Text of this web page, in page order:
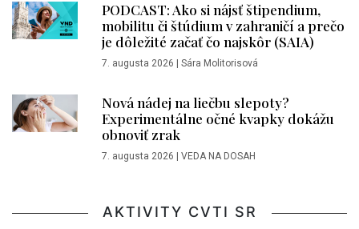
PODCAST: Ako si nájsť štipendium,
mobilitu či štúdium v zahraničí a prečo
je dôležité začať čo najskôr (SAIA)
7. augusta 2026 Sára Molitorisová
Nová nádej na liečbu slepoty?
Experimentálne očné kvapky dokážu
obnoviť zrak
7. augusta 2026 VEDA NA DOSAH
AKTIVITY CVTI SR